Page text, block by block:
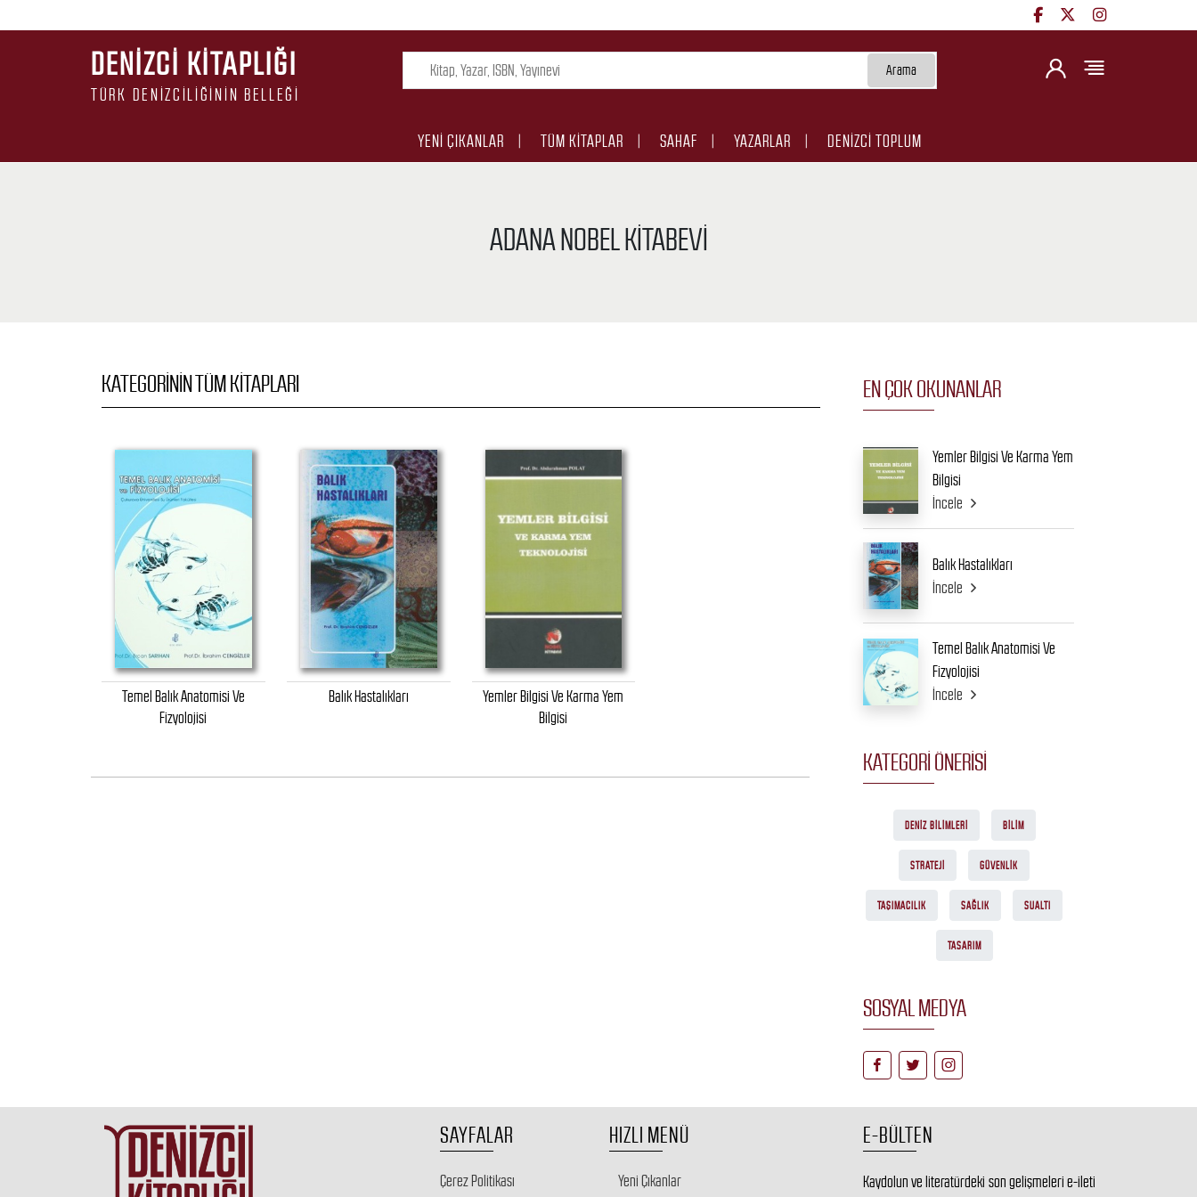
DENIZCI KITAPLIĞI
TÜRK DENIZCILIĞININ BELLEĞI
Arama
YENI ÇIKANLAR TÜM KITAPLAR SAHAF YAZARLAR DENİZCİ TOPLUM
ADANA NOBEL KITABEVI
KATEGORININ TÜM KITAPLARI
Temel Balık Anatomisi Ve
Fizyolojisi
Balık Hastalıkları
Yemler Bilgisi Ve Karma Yem
Bilgisi
EN ÇOK OKUNANLAR
Yemler Bilgisi Ve Karma Yem
Bilgisi
İncele
Balık Hastalıkları
İncele
Temel Balık Anatomisi Ve
Fizyolojisi
İncele
KATEGORI ÖNERISI
DENIZ BILIMLERI BILIM
STRATEJI GÜVENLIK
TAŞIMACILIK SAĞLIK SUALTI
TASARIM
SOSYAL MEDYA
SAYFALAR
Çerez Politikası
HIZLI MENÜ
Yeni Çıkanlar
E-BÜLTEN
Kaydolun ve literatürdeki son gelişmeleri e-ileti